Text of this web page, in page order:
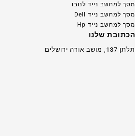
מסך למחשב נייד לנובו
מסך למחשב נייד Dell
מסך למחשב נייד Hp
הכתובת שלנו
תלתן 137, מושב אורה ירושלים